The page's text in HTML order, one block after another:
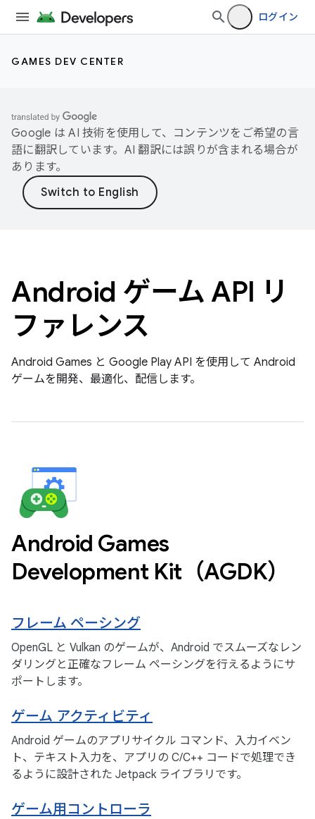
ログイン
GAMES DEV CENTER
Google は AI 技術を使用して、コンテンツをご希望の言
語に翻訳しています。AI 翻訳には誤りが含まれる場合が
あります。
Android ゲーム API リ
ファレンス
Android Games と Google Play API を使用して Android
ゲームを開発、最適化、配信します。
Android Games
Development Kit（AGDK）
フレーム ペーシング
OpenGL と Vulkan のゲームが、Android でスムーズなレン
ダリングと正確なフレーム ペーシングを行えるようにサ
ポートします。
ゲーム アクティビティ
Android ゲームのアプリサイクル コマンド、入力イベン
ト、テキスト入力を、アプリの C/C++ コードで処理でき
るように設計された Jetpack ライブラリです。
ゲーム用コントローラ